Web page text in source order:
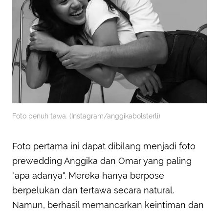
Foto penuh tawa. (Instagram/anggikabolsterli)
Foto pertama ini dapat dibilang menjadi foto
prewedding Anggika dan Omar yang paling
"apa adanya". Mereka hanya berpose
berpelukan dan tertawa secara natural.
Namun, berhasil memancarkan keintiman dan